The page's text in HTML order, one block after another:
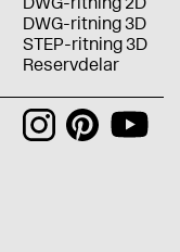
DWG-ritning 3D
STEP-ritning 3D
Reservdelar